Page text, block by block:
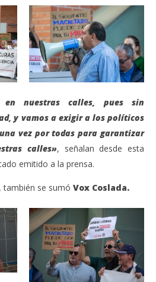
en nuestras calles, pues sin
y vamos a exigir a los políticos
vez por todas para garantizar
calles», señalan desde esta
emitido a la prensa.
también se sumó Vox Coslada.